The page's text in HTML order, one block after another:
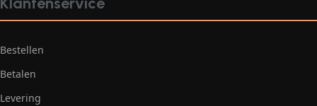
Bestellen
Betalen
Levering